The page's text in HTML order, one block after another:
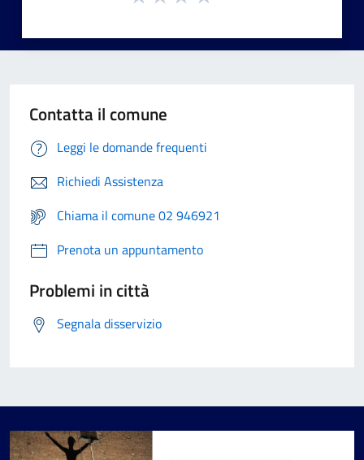
Contatta il comune
Leggi le domande frequenti
Richiedi Assistenza
Chiama il comune 02 946921
Prenota un appuntamento
Problemi in città
Segnala disservizio